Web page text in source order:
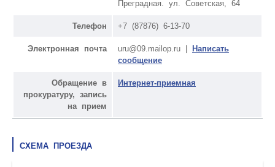
Преградная. ул. Советская, 64
Телефон +7 (87876) 6-13-70
Электронная почта uru@09.mailop.ru |
Написать
сообщение
Обращение в
прокуратуру, запись
на прием
Интернет-приемная
СХЕМА ПРОЕЗДА